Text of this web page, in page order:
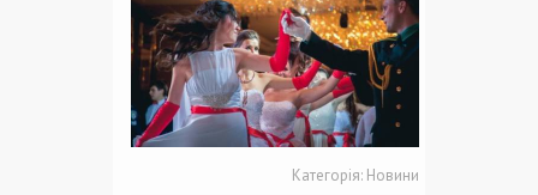
Категорія: Новини